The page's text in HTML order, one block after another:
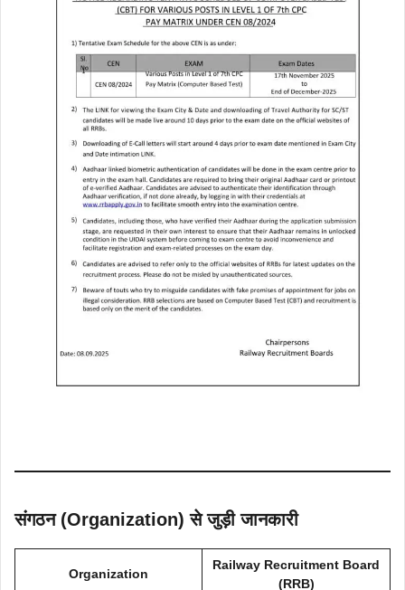
संगठन (Organization) से जुड़ी जानकारी
Organization
Railway Recruitment Board
(RRB)